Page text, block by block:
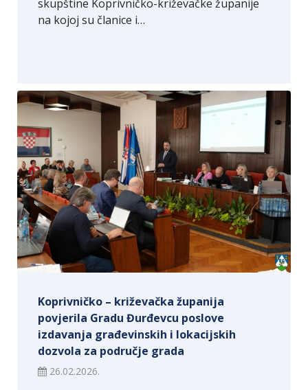
skupštine Koprivničko-križevačke županije
na kojoj su članice i…
Koprivničko – križevačka županija
povjerila Gradu Đurđevcu poslove
izdavanja građevinskih i lokacijskih
dozvola za područje grada
26.02.2026.